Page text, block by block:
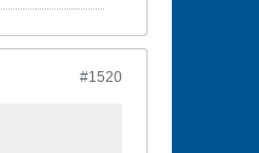
#1520